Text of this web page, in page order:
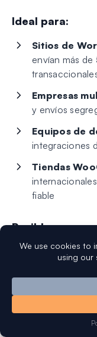
Ideal para:
Sitios de
envían más
Empresas
y envíos
Equipos de
integraciones
Tiendas
fiable
Posible exceso
Negocios
menos de
simplicidad
Startups